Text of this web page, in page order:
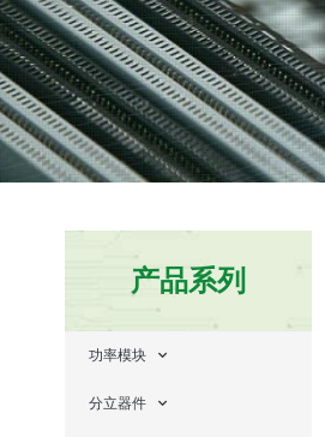
产品系列
功率模块
分立器件